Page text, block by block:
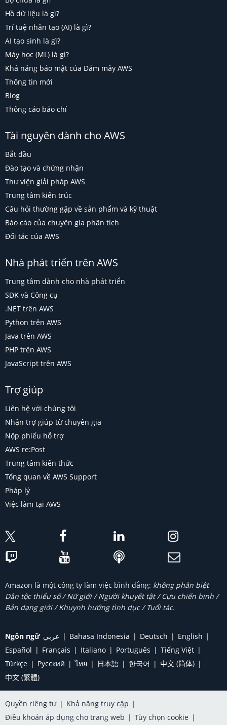
Hồ dữ liệu là gì?
Trí tuệ nhân tạo (AI) là gì?
AI tạo sinh là gì?
Máy học (ML) là gì?
Khả năng bảo mật của Đám mây AWS
Thông tin mới
Blog
Thông cáo báo chí
Tài nguyên dành cho AWS
Bắt đầu
Đào tạo và chứng nhận
Thư viện giải pháp AWS
Trung tâm kiến trúc
Câu hỏi thường gặp về sản phẩm và kỹ thuật
Báo cáo của chuyên gia phân tích
Đối tác của AWS
Nhà phát triển trên AWS
Trung tâm dành cho nhà phát triển
SDK và Công cụ
.NET trên AWS
Python trên AWS
Java trên AWS
PHP trên AWS
JavaScript trên AWS
Trợ giúp
Liên hệ với chúng tôi
Nhận trợ giúp từ chuyên gia
Nộp phiếu hỗ trợ
AWS re:Post
Trung tâm kiến thức
Tổng quan về AWS Support
Pháp lý
Việc làm tại AWS
Amazon là một công ty làm việc bình đẳng: không phân biệt
Dân tộc thiểu số / Nữ giới / Người khuyết tật / Cựu chiến binh /
Bản dạng giới / Khuynh hướng tình dục / Tuổi tác.
Ngôn ngữ عربي Bahasa Indonesia Deutsch
English
Español
Français Italiano Português
Tiếng Việt
Türkçe
Ρусский ไทย 日本語 한국어
中文 (简体)
中文 (繁體)
Quyền riêng tư | Khả năng truy cập |
Điều khoản áp dụng cho trang web | Tùy chọn cookie |